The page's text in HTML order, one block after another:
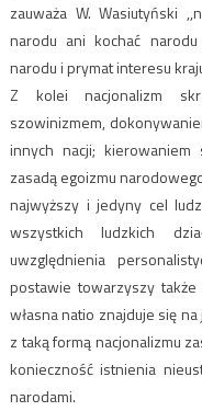
zauważa W. Wasiutyński
narodu ani kochać
narodu i prymat interesu
Z kolei nacjonalizm
szowinizmem,
innych nacji;
zasadą egoizmu
najwyższy i jedyny cel
wszystkich ludzkich
uwzględnienia
postawie towarzyszy
własna natio znajduje się
z taką formą nacjonalizmu
konieczność istnienia
narodami.